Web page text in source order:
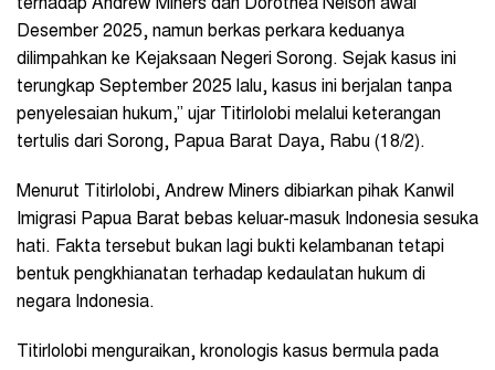
terhadap Andrew Miners dan Dorothea Nelson awal
Desember 2025, namun berkas perkara keduanya
dilimpahkan ke Kejaksaan Negeri Sorong. Sejak kasus ini
terungkap September 2025 lalu, kasus ini berjalan tanpa
penyelesaian hukum,” ujar Titirlolobi melalui keterangan
tertulis dari Sorong, Papua Barat Daya, Rabu (18/2).
Menurut Titirlolobi, Andrew Miners dibiarkan pihak Kanwil
Imigrasi Papua Barat bebas keluar-masuk Indonesia sesuka
hati. Fakta tersebut bukan lagi bukti kelambanan tetapi
bentuk pengkhianatan terhadap kedaulatan hukum di
negara Indonesia.
Titirlolobi menguraikan, kronologis kasus bermula pada